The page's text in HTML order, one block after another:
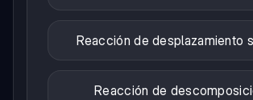
Reacción de desplazamiento
Reacción de